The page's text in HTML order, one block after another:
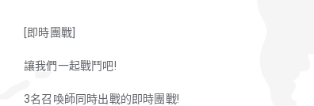
[即時團戰]
讓我們一起戰鬥吧!
3名召喚師同時出戰的即時團戰!